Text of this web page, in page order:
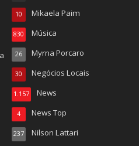
Mikaela Paim
10
Música
830
Myrna Porcaro
26
Negócios Locais
30
News
1.157
News Top
4
Nilson Lattari
237